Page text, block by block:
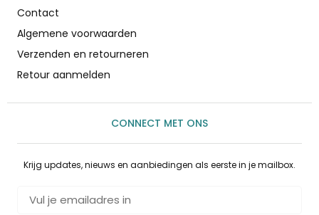
Contact
Algemene voorwaarden
Verzenden en retourneren
Retour aanmelden
CONNECT MET ONS
Krijg updates, nieuws en aanbiedingen als eerste in je mailbox.